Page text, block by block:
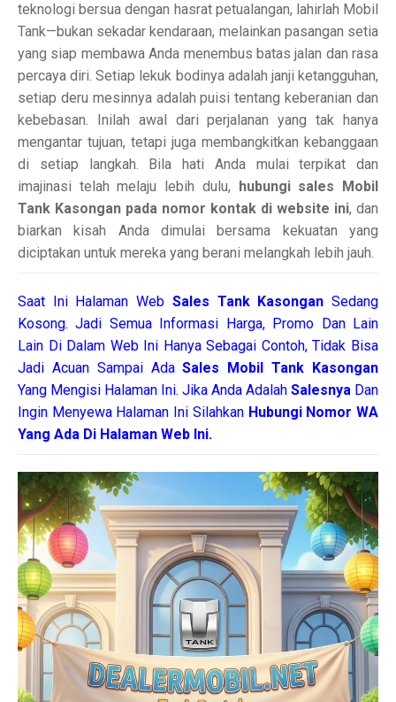
teknologi bersua dengan hasrat petualangan, lahirlah Mobil
Tank—bukan sekadar kendaraan, melainkan pasangan setia
yang siap membawa Anda menembus batas jalan dan rasa
percaya diri. Setiap lekuk bodinya adalah janji ketangguhan,
setiap deru mesinnya adalah puisi tentang keberanian dan
kebebasan. Inilah awal dari perjalanan yang tak hanya
mengantar tujuan, tetapi juga membangkitkan kebanggaan
di setiap langkah. Bila hati Anda mulai terpikat dan
imajinasi telah melaju lebih dulu,
hubungi sales Mobil
Tank Kasongan pada nomor kontak di website ini, dan
biarkan kisah Anda dimulai bersama kekuatan yang
diciptakan untuk mereka yang berani melangkah lebih jauh.
Saat Ini Halaman Web Sales Tank KasonganSedang
Kosong. Jadi Semua Informasi Harga, Promo Dan Lain
Lain Di Dalam Web Ini Hanya Sebagai Contoh, Tidak Bisa
Jadi Acuan Sampai AdaSales Mobil Tank Kasongan
Yang Mengisi Halaman Ini. Jika Anda Adalah Salesnya Dan
Ingin Menyewa Halaman Ini Silahkan Hubungi Nomor WA
Yang Ada Di Halaman Web Ini.